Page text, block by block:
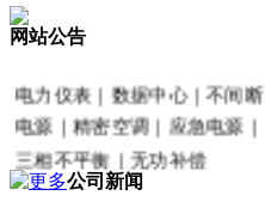
网站公告
电力仪表｜数据中心｜不间断
电源｜精密空调｜应急电源｜
三相不平衡｜无功补偿
公司新闻